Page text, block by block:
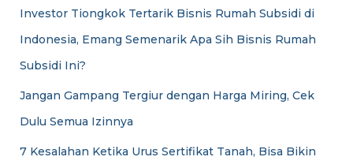
Investor Tiongkok Tertarik Bisnis Rumah Subsidi di
Indonesia, Emang Semenarik Apa Sih Bisnis Rumah
Subsidi Ini?
Jangan Gampang Tergiur dengan Harga Miring, Cek
Dulu Semua Izinnya
7 Kesalahan Ketika Urus Sertifikat Tanah, Bisa Bikin